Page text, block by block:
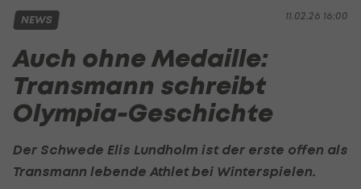
11.02.26 16:00
NEWS
Auch ohne Medaille:
Transmann schreibt
Olympia-Geschichte
Der Schwede Elis Lundholm ist der erste offen als
Transmann lebende Athlet bei Winterspielen.